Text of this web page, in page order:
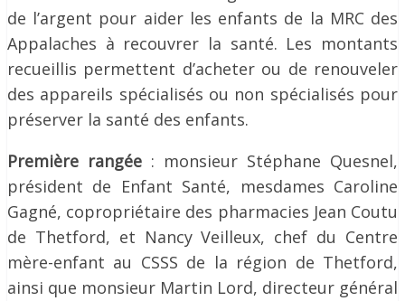
de l’argent pour aider les enfants de la MRC des
Appalaches à recouvrer la santé. Les montants
recueillis permettent d’acheter ou de renouveler
des appareils spécialisés ou non spécialisés pour
préserver la santé des enfants.
Première rangée : monsieur Stéphane Quesnel,
président de Enfant Santé, mesdames Caroline
Gagné, copropriétaire des pharmacies Jean Coutu
de Thetford, et Nancy Veilleux, chef du Centre
mère-enfant au CSSS de la région de Thetford,
ainsi que monsieur Martin Lord, directeur général